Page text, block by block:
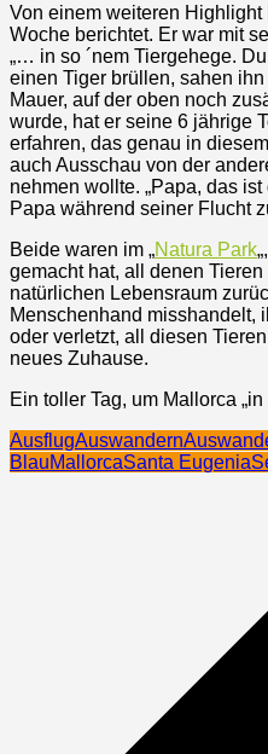
Von einem weiteren
Woche berichtet. Er war mit
„… in so ´nem Tiergehege.
einen Tiger brüllen, sahen
Mauer, auf der oben noch
wurde, hat er seine 6 jährige
erfahren, das genau in
auch Ausschau von der
nehmen wollte. „Papa, das
Papa während seiner Flucht
Beide waren im „Natura Park
gemacht hat, all denen
natürlichen Lebensraum
Menschenhand misshandelt,
oder verletzt, all diesen
neues Zuhause.
Ein toller Tag, um Mallorca
AusflugAuswandern
BlauMallorcaSanta Eugenia